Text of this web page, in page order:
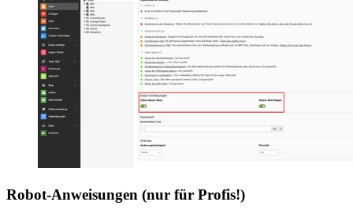
Robot-Anweisungen (nur für Profis!)